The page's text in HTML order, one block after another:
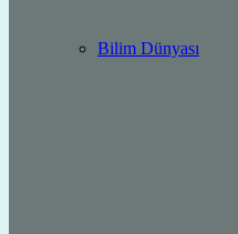
Bilim Dünyası